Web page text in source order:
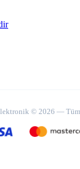
© 2026 — Tüm